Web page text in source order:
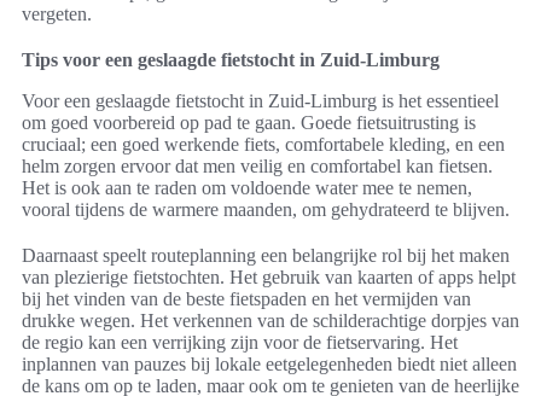
vergeten.
Tips voor een geslaagde fietstocht in Zuid-Limburg
Voor een geslaagde fietstocht in Zuid-Limburg is het essentieel
om goed voorbereid op pad te gaan. Goede fietsuitrusting is
cruciaal; een goed werkende fiets, comfortabele kleding, en een
helm zorgen ervoor dat men veilig en comfortabel kan fietsen.
Het is ook aan te raden om voldoende water mee te nemen,
vooral tijdens de warmere maanden, om gehydrateerd te blijven.
Daarnaast speelt routeplanning een belangrijke rol bij het maken
van plezierige fietstochten. Het gebruik van kaarten of apps helpt
bij het vinden van de beste fietspaden en het vermijden van
drukke wegen. Het verkennen van de schilderachtige dorpjes van
de regio kan een verrijking zijn voor de fietservaring. Het
inplannen van pauzes bij lokale eetgelegenheden biedt niet alleen
de kans om op te laden, maar ook om te genieten van de heerlijke